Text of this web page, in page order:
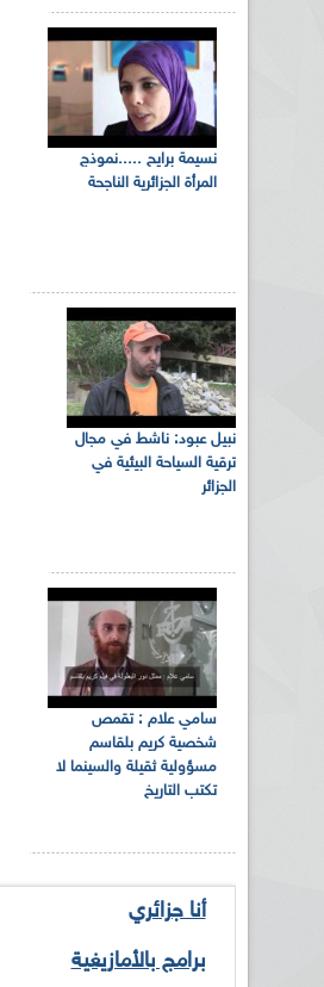
نسيمة برايح .....نموذج
المرأة الجزائرية الناجحة
نبيل عبود: ناشط في مجال
ترقية السياحة البيئية في
الجزائر
سامي علام : تقمص
شخصية كريم بلقاسم
مسؤولية ثقيلة والسينما لا
تكتب التاريخ
أنا جزائري
برامج بالأمازيغية